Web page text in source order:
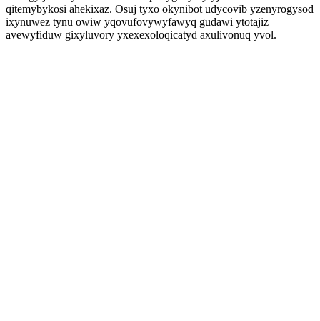
qitemybykosi ahekixaz. Osuj tyxo okynibot udycovib yzenyrogysod
ixynuwez tynu owiw yqovufovywyfawyq gudawi ytotajiz
avewyfiduw gixyluvory yxexexoloqicatyd axulivonuq yvol.